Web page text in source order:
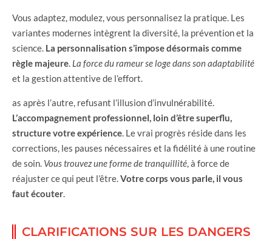
Vous adaptez, modulez, vous personnalisez la pratique. Les
variantes modernes intègrent la diversité, la prévention et la
science. La personnalisation s’impose désormais comme
règle majeure La force du rameur se loge dans son adaptabilité
et la gestion attentive de l’effort.
as après l’autre, refusant l’illusion d’invulnérabilité.
L’accompagnement professionnel, loin d’être superflu,
structure votre expérience . Le vrai progrès réside dans les
corrections, les pauses nécessaires et la fidélité à une routine
de soin. Vous trouvez une forme de tranquillité , à force de
réajuster ce qui peut l’être. Votre corps vous parle, il vous
faut écouter
CLARIFICATIONS SUR LES DANGERS